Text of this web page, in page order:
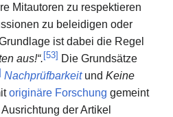
Mitautoren zu respektieren
zu beleidigen oder
ist dabei die Regel
aus!“.[53] Die Grundsätze
Nachprüfbarkeitund Keine
originäre Forschung gemeint
der Artikel